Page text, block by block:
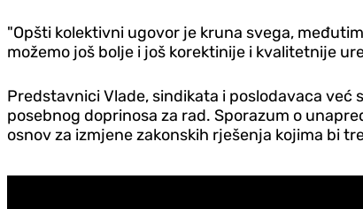
"Opšti kolektivni ugovor je kruna svega,
možemo još bolje i još korektinije i kvalitetnije
Predstavnici Vlade, sindikata i poslodavaca
posebnog doprinosa za rad. Sporazum o
osnov za izmjene zakonskih rješenja kojima bi